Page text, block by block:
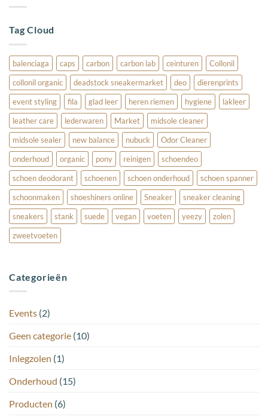
Tag Cloud
balenciaga caps carbon carbon lab ceinturen
Collonil
collonil organic
deadstock sneakermarket deo
dierenprints
event styling
fila glad leer heren riemen hygiene
lakleer
leather care
lederwaren Market
midsole cleaner
midsole sealer
new balance nubuck
Odor Cleaner
onderhoud
organic pony reinigen
schoendeo
schoen deodorant
schoenen schoen onderhoud
schoen spanner
schoonmaken
shoeshiners online Sneaker
sneaker cleaning
sneakers
stank suede vegan voeten yeezy
zolen
zweetvoeten
Categorieën
Events (2)
Geen categorie (10)
Inlegzolen (1)
Onderhoud (15)
Producten (6)